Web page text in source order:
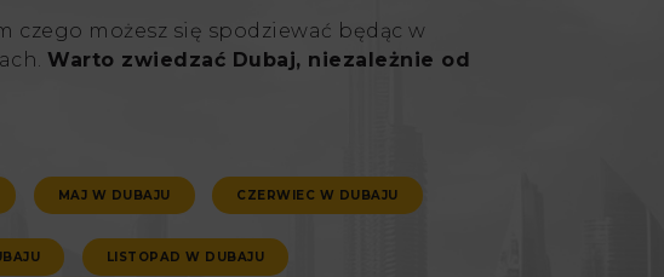
czego możesz się spodziewać będąc w
Warto zwiedzać Dubaj, niezależnie od
MAJ W DUBAJU CZERWIEC W DUBAJU
LISTOPAD W DUBAJU